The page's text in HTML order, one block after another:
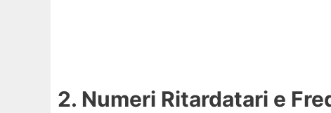
2. Numeri Ritardatari e